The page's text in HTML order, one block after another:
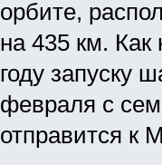
орбите,
на 435 км.
году запуску
февраля с
отправится к